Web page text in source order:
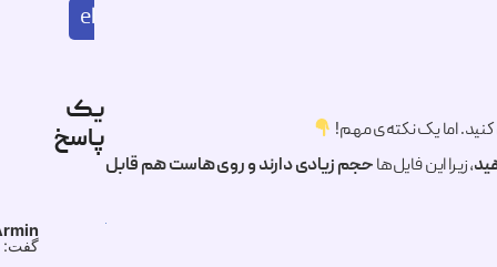
اما یک نکته‌ی مهم!
، زیرا این فایل‌هاحجم زیادی دارند و روی هاست هم قابل
el
یک
پاسخ
گفت: